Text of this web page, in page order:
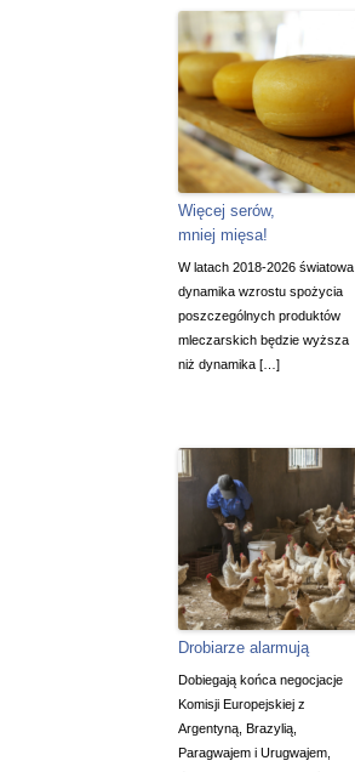
Więcej serów,
mniej mięsa!
W latach 2018-2026 światowa
dynamika wzrostu spożycia
poszczególnych produktów
mleczarskich będzie wyższa
niż dynamika […]
Drobiarze alarmują
Dobiegają końca negocjacje
Komisji Europejskiej z
Argentyną, Brazylią,
Paragwajem i Urugwajem,